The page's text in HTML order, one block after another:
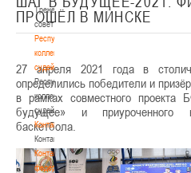
Тренерский
совет
Республиканская
коллегия
судей
Республиканская
коллегия
судей
Контакты
Контакты
Контакты
федерации
ПРОШЁЛ В МИНСКЕ
27 апреля 2021 года в
определились победители и
в рамках совместного
будущее» и приуроченного
баскетбола.